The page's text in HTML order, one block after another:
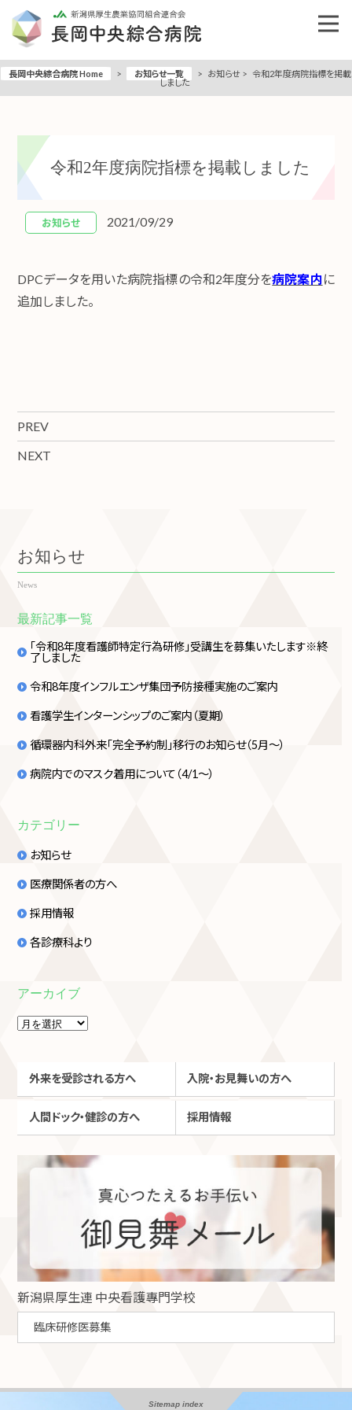
長岡中央綜合病院 Home > お知らせ一覧 > お知らせ > 令和2年度病院指標を掲載
しました
令和2年度病院指標を掲載しました
お知らせ 2021/09/29
DPCデータを用いた病院指標の令和2年度分を病院案内 に
追加しました。
PREV
NEXT
お知らせ
News
最新記事一覧
「令和8年度看護師特定行為研修」受講生を募集いたします※終
了しました
令和8年度インフルエンザ集団予防接種実施のご案内
看護学生インターンシップのご案内（夏期）
循環器内科外来「完全予約制」移行のお知らせ（5月～）
病院内でのマスク着用について（4/1～）
カテゴリー
お知らせ
医療関係者の方へ
採用情報
各診療科より
アーカイブ
外来を受診される方へ 入院・お見舞いの方へ
人間ドック・健診の方へ 採用情報
新潟県厚生連 中央看護專門学校
臨床研修医募集
Sitemap index